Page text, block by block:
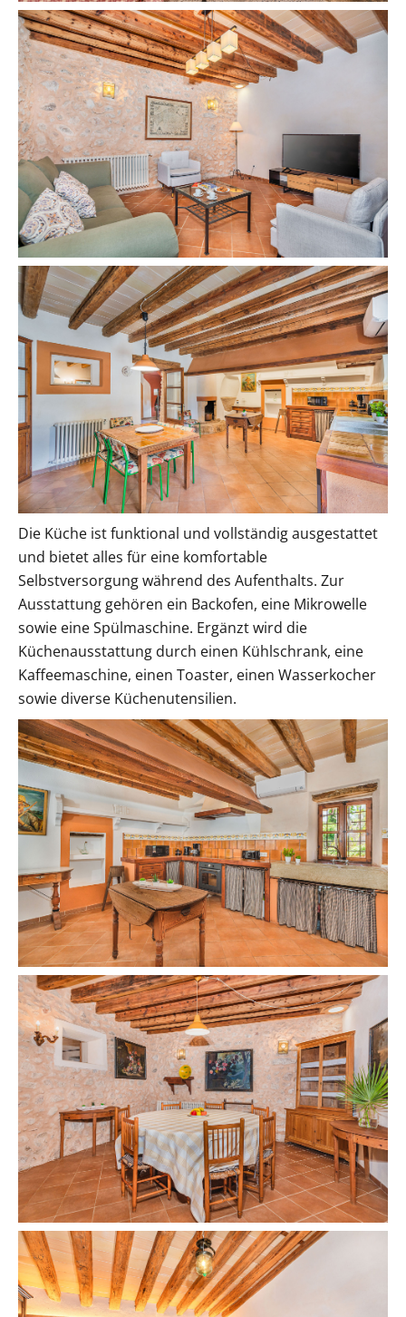
Die Küche ist funktional und vollständig ausgestattet
und bietet alles für eine komfortable
Selbstversorgung während des Aufenthalts. Zur
Ausstattung gehören ein Backofen, eine Mikrowelle
sowie eine Spülmaschine. Ergänzt wird die
Küchenausstattung durch einen Kühlschrank, eine
Kaffeemaschine, einen Toaster, einen Wasserkocher
sowie diverse Küchenutensilien.